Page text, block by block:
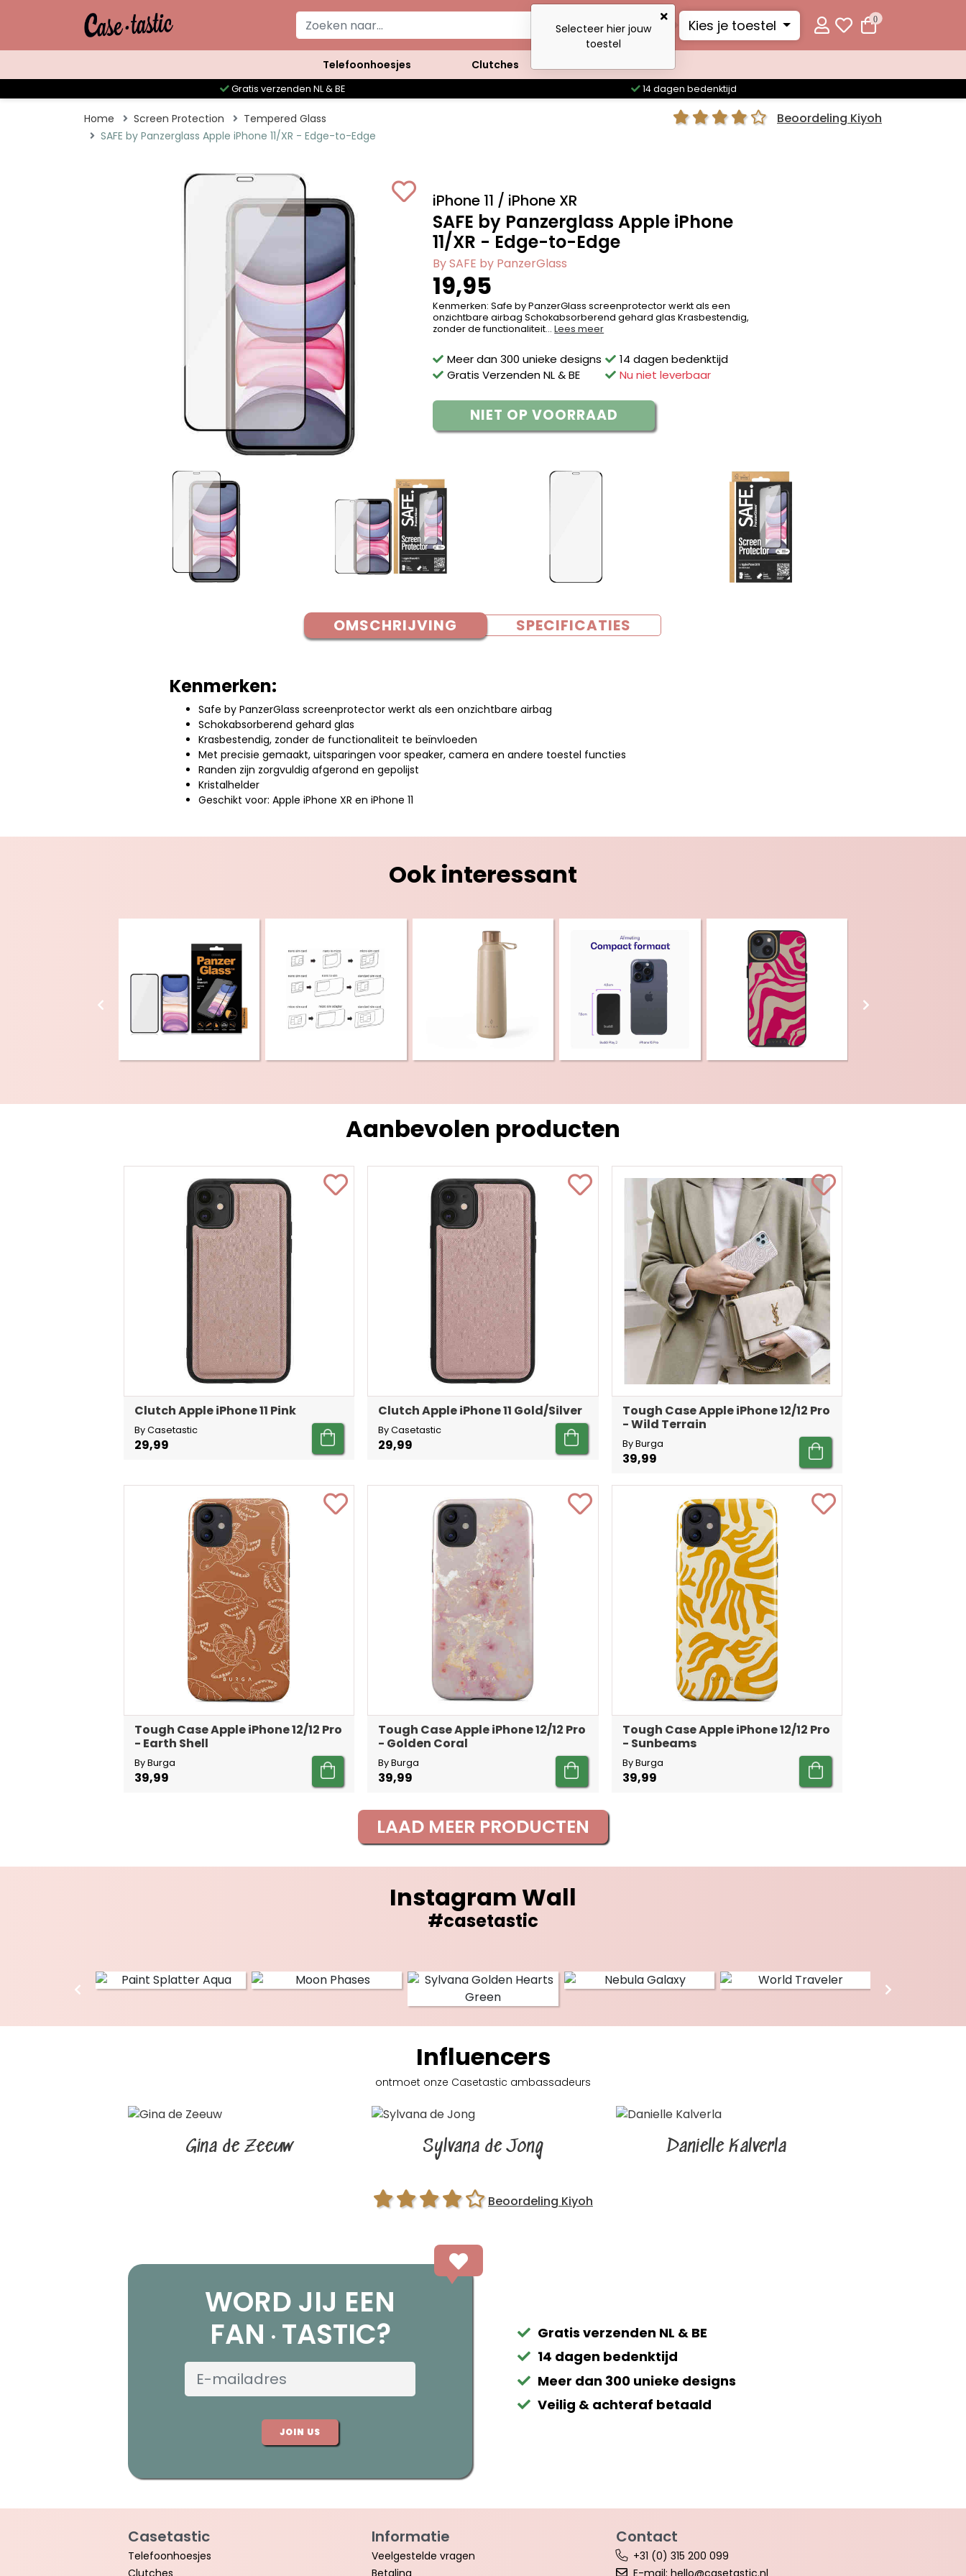
Kies je toestel 0
Telefoonhoesjes Clutches
Gratis verzenden NL & BE 14 dagen bedenktijd
Home Screen Protection
Tempered Glass
SAFE by Panzerglass Apple iPhone 11/XR - Edge-to-Edge
Beoordeling Kiyoh
iPhone 11 / iPhone XR
SAFE by Panzerglass Apple iPhone
11/XR - Edge-to-Edge
By SAFE by PanzerGlass
19,95
Kenmerken: Safe by PanzerGlass screenprotector werkt als een
onzichtbare airbag Schokabsorberend gehard glas Krasbestendig,
zonder de functionaliteit...Lees meer
Meer dan 300 unieke designs
Gratis Verzenden NL & BE
14 dagen bedenktijd
Nu niet leverbaar
NIET OP VOORRAAD
OMSCHRIJVING SPECIFICATIES
Kenmerken:
Safe by PanzerGlass screenprotector werkt als een onzichtbare airbag
Schokabsorberend gehard glas
Krasbestendig, zonder de functionaliteit te beïnvloeden
Met precisie gemaakt, uitsparingen voor speaker, camera en andere toestel functies
Randen zijn zorgvuldig afgerond en gepolijst
Kristalhelder
Geschikt voor: Apple iPhone XR en iPhone 11
Ook interessant
Aanbevolen producten
Clutch Apple iPhone 11 Pink
By Casetastic
29,99
Clutch Apple iPhone 11 Gold/Silver
By Casetastic
29,99
Tough Case Apple iPhone 12/12 Pro
- Wild Terrain
By Burga
39,99
Tough Case Apple iPhone 12/12 Pro
- Earth Shell
By Burga
39,99
Tough Case Apple iPhone 12/12 Pro
- Golden Coral
By Burga
39,99
Tough Case Apple iPhone 12/12 Pro
- Sunbeams
By Burga
39,99
LAAD MEER PRODUCTEN
Instagram Wall
#casetastic
Influencers
ontmoet onze Casetastic ambassadeurs
Gina de Zeeuw Sylvana de Jong Danielle Kalverla
Beoordeling Kiyoh
WORD JIJ EEN
FAN TASTIC?
JOIN US
Gratis verzenden NL & BE
14 dagen bedenktijd
Meer dan 300 unieke designs
Veilig & achteraf betaald
Casetastic
Telefoonhoesjes
Clutches
Informatie
Veelgestelde vragen
Betaling
Contact
+31 (0) 315 200 099
E-mail: hello@casetastic.nl
Selecteer hier jouw
toestel